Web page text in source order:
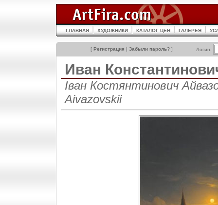
ГЛАВНАЯ ХУДОЖНИКИ КАТАЛОГ ЦЕН ГАЛЕРЕЯ
[ Регистрация | Забыли пароль? ] Логин:
Иван
Іван Костянтинович
Aivazovskii